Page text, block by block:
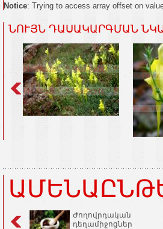
Notice: Trying to access array offset on
ՆՈՒՅՆ ԴԱՍԱԿԱՐԳՄԱՆ
Ժողովրդական
դեղամիջոցներ